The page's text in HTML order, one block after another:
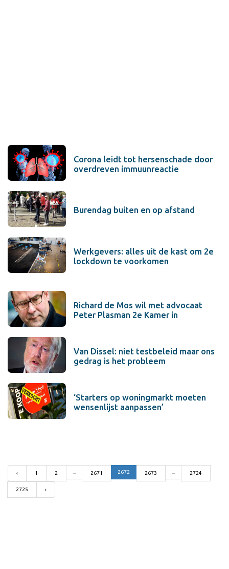
Corona leidt tot hersenschade door
overdreven immuunreactie
Burendag buiten en op afstand
Werkgevers: alles uit de kast om 2e
lockdown te voorkomen
Richard de Mos wil met advocaat
Peter Plasman 2e Kamer in
Van Dissel: niet testbeleid maar ons
gedrag is het probleem
‘Starters op woningmarkt moeten
wensenlijst aanpassen’
‹ 1 2 2671 2672 2673 2724
2725 ›